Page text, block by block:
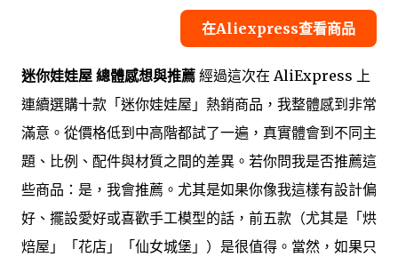
在Aliexpress查看商品
迷你娃娃屋 總體感想與推薦 經過這次在 AliExpress 上
連續選購十款「迷你娃娃屋」熱銷商品，我整體感到非常
滿意。從價格低到中高階都試了一遍，真實體會到不同主
題、比例、配件與材質之間的差異。若你問我是否推薦這
些商品：是，我會推薦。尤其是如果你像我這樣有設計偏
好、擺設愛好或喜歡手工模型的話，前五款（尤其是「烘
焙屋」「花店」「仙女城堡」）是很值得。當然，如果只